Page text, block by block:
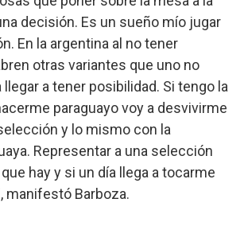
decisión. Es un sueño mío jugar
En la argentina al no tener
otras variantes que uno no
llegar a tener posibilidad. Si tengo la
paraguayo voy a desvivirme
y lo mismo con la
Representar a una selección
hay y si un día llega a tocarme
manifestó Barboza.